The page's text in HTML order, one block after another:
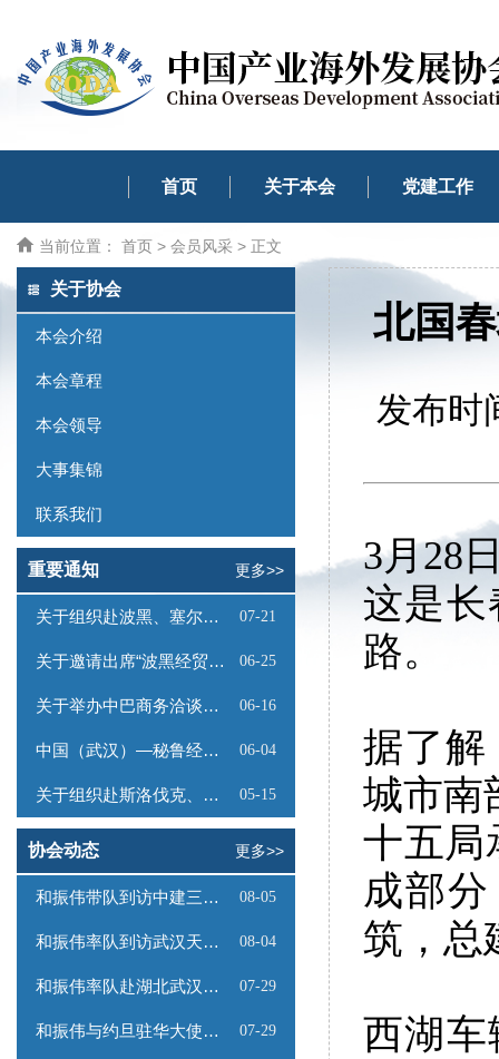
首页 关于本会 党建工作
当前位置： 首页 > 会员风采 > 正文
关于协会
本会介绍
本会章程
本会领导
大事集锦
联系我们
重要通知 更多>>
关于组织赴波黑、塞尔维亚商务考察的函 07-21
关于邀请出席“波黑经贸投资推介会”的函 06-25
关于举办中巴商务洽谈会的通知 06-16
中国（武汉）—秘鲁经贸合作推介会邀请函 06-04
关于组织赴斯洛伐克、奥地利商务考察的函 05-15
协会动态 更多>>
和振伟带队到访中建三局数字工程有限公司 08-05
和振伟率队到访武汉天源集团 08-04
和振伟率队赴湖北武汉调研 07-29
和振伟与约旦驻华大使会谈 07-29
北国
发布时
3月28
这是长
路。
据了解
城市南
十五局
成部
筑，总
西湖车